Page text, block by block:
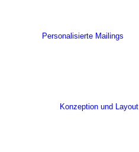
Personalisierte Mailings
Konzeption und Layout